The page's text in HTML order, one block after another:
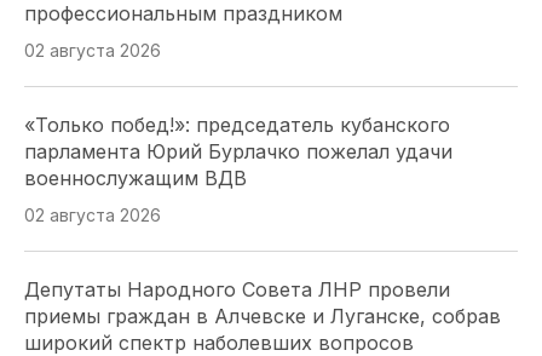
профессиональным праздником
02 августа 2026
«Только побед!»: председатель кубанского
парламента Юрий Бурлачко пожелал удачи
военнослужащим ВДВ
02 августа 2026
Депутаты Народного Совета ЛНР провели
приемы граждан в Алчевске и Луганске, собрав
широкий спектр наболевших вопросов